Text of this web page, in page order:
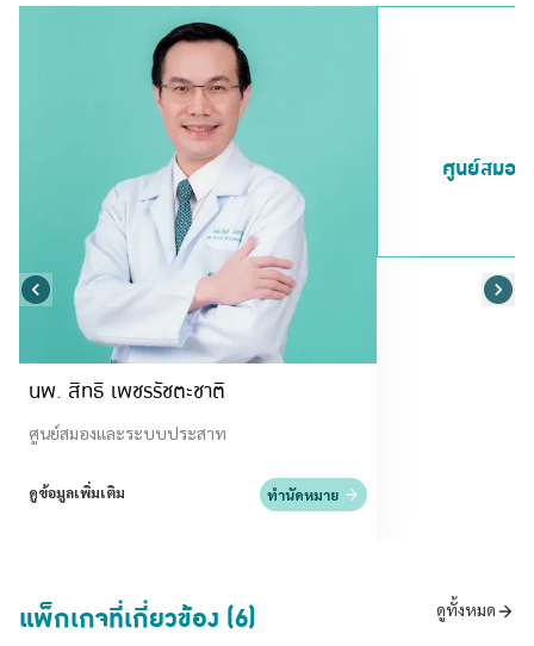
นพ. สิทธิ เพชรรัชตะชาติ
ศูนย์สมองและระบบประสาท
ดูข้อมูลเพิ่มเติม ทำนัดหมาย
ศูนย์สมอง
แพ็กเกจที่เกี่ยวข้อง (6) ดูทั้งหมด